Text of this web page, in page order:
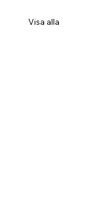
Visa alla